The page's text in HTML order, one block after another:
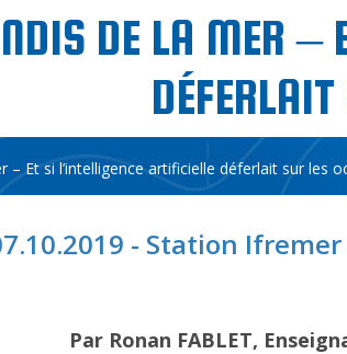
DE LA MER –
– Et si l’intelligence artificielle déferlait sur les
- Station
Par Ronan FABLET,